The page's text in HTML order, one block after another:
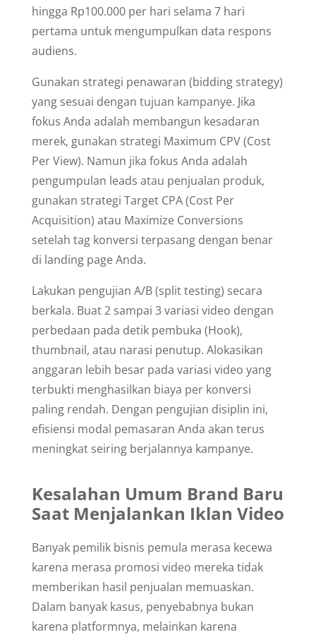
hingga Rp100.000 per hari selama 7 hari
pertama untuk mengumpulkan data respons
audiens.
Gunakan strategi penawaran (bidding strategy)
yang sesuai dengan tujuan kampanye. Jika
fokus Anda adalah membangun kesadaran
merek, gunakan strategi Maximum CPV (Cost
Per View). Namun jika fokus Anda adalah
pengumpulan leads atau penjualan produk,
gunakan strategi Target CPA (Cost Per
Acquisition) atau Maximize Conversions
setelah tag konversi terpasang dengan benar
di landing page Anda.
Lakukan pengujian A/B (split testing) secara
berkala. Buat 2 sampai 3 variasi video dengan
perbedaan pada detik pembuka (Hook),
thumbnail, atau narasi penutup. Alokasikan
anggaran lebih besar pada variasi video yang
terbukti menghasilkan biaya per konversi
paling rendah. Dengan pengujian disiplin ini,
efisiensi modal pemasaran Anda akan terus
meningkat seiring berjalannya kampanye.
Kesalahan Umum Brand Baru
Saat Menjalankan Iklan Video
Banyak pemilik bisnis pemula merasa kecewa
karena merasa promosi video mereka tidak
memberikan hasil penjualan memuaskan.
Dalam banyak kasus, penyebabnya bukan
karena platformnya, melainkan karena